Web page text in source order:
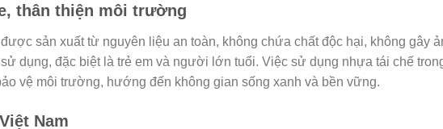
thân thiện môi trường
được sản xuất từ nguyên liệu an toàn, không chứa chất độc hại, không gây
dụng, đặc biệt là trẻ em và người lớn tuổi. Việc sử dụng nhựa tái chế
vệ môi trường, hướng đến không gian sống xanh và bền vững.
Nam